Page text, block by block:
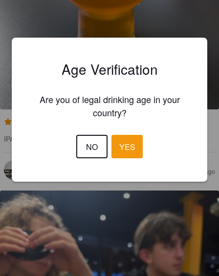
IPA plutôt classique mais sans le coté sec de fin de gorgé.
6 months ago
Age Verification
Are you of legal drinking age in your
country?
NO YES